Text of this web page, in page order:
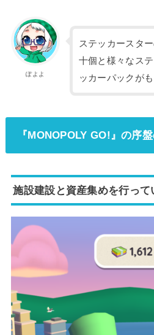
ぽよよ
ステッカースタ
十個と様々なス
ッカーパックが
『MONOPOLY GO!』の序
施設建設と資産集めを行って